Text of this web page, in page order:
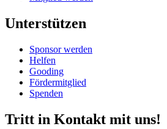
Unterstützen
Sponsor werden
Helfen
Gooding
Fördermitglied
Spenden
Tritt in Kontakt mit uns!